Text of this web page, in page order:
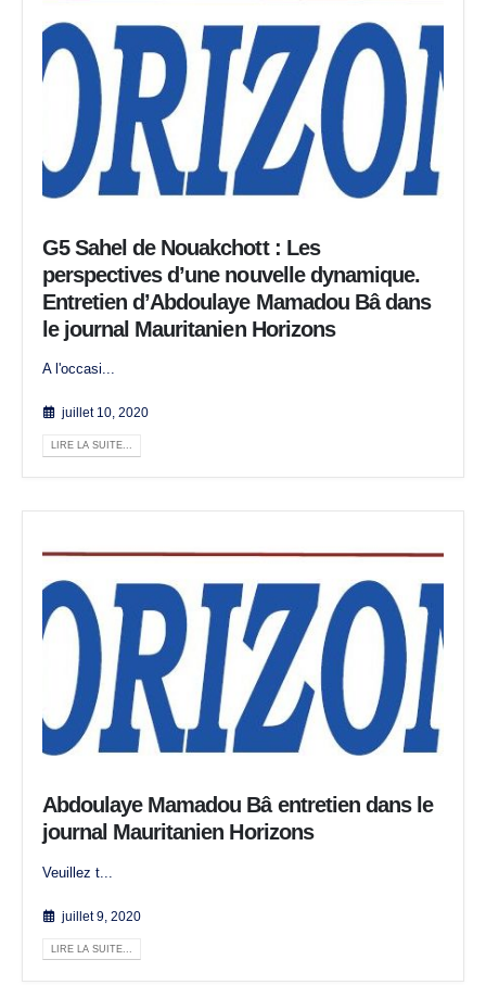
G5 Sahel de Nouakchott : Les
perspectives d’une nouvelle dynamique.
Entretien d’Abdoulaye Mamadou Bâ dans
le journal Mauritanien Horizons
A l'occasi...
juillet 10, 2020
LIRE LA SUITE...
Abdoulaye Mamadou Bâ entretien dans le
journal Mauritanien Horizons
Veuillez t...
juillet 9, 2020
LIRE LA SUITE...